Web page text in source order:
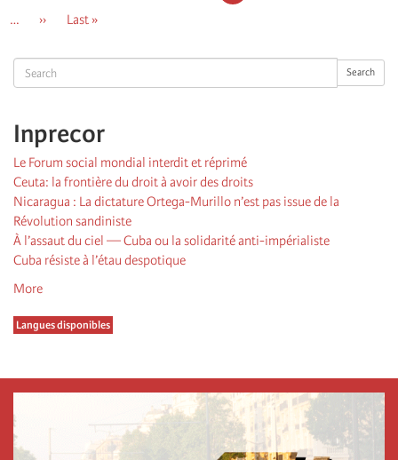
Search Search
Inprecor
Le Forum social mondial interdit et réprimé
Ceuta: la frontière du droit à avoir des droits
Nicaragua : La dictature Ortega-Murillo n’est pas issue de la
Révolution sandiniste
À l’assaut du ciel — Cuba ou la solidarité anti-impérialiste
Cuba résiste à l’étau despotique
More
Langues disponibles
courante
…
Page
››
Dernière
Last »